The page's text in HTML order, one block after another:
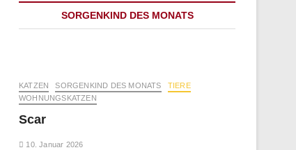
SORGENKIND DES MONATS
KATZEN SORGENKIND DES MONATS
TIERE
WOHNUNGSKATZEN
Scar
10. Januar 2026